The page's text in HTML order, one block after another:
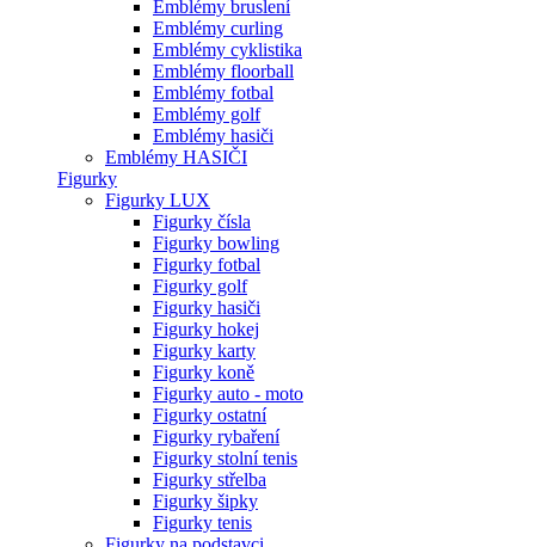
Emblémy bruslení
Emblémy curling
Emblémy cyklistika
Emblémy floorball
Emblémy fotbal
Emblémy golf
Emblémy hasiči
Emblémy HASIČI
Figurky
Figurky LUX
Figurky čísla
Figurky bowling
Figurky fotbal
Figurky golf
Figurky hasiči
Figurky hokej
Figurky karty
Figurky koně
Figurky auto - moto
Figurky ostatní
Figurky rybaření
Figurky stolní tenis
Figurky střelba
Figurky šipky
Figurky tenis